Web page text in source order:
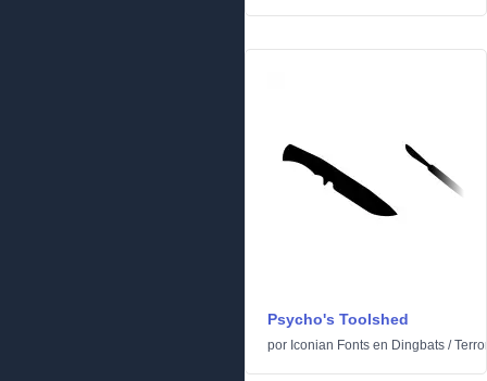
Psycho's Toolshed
por Iconian Fonts en Dingbats /